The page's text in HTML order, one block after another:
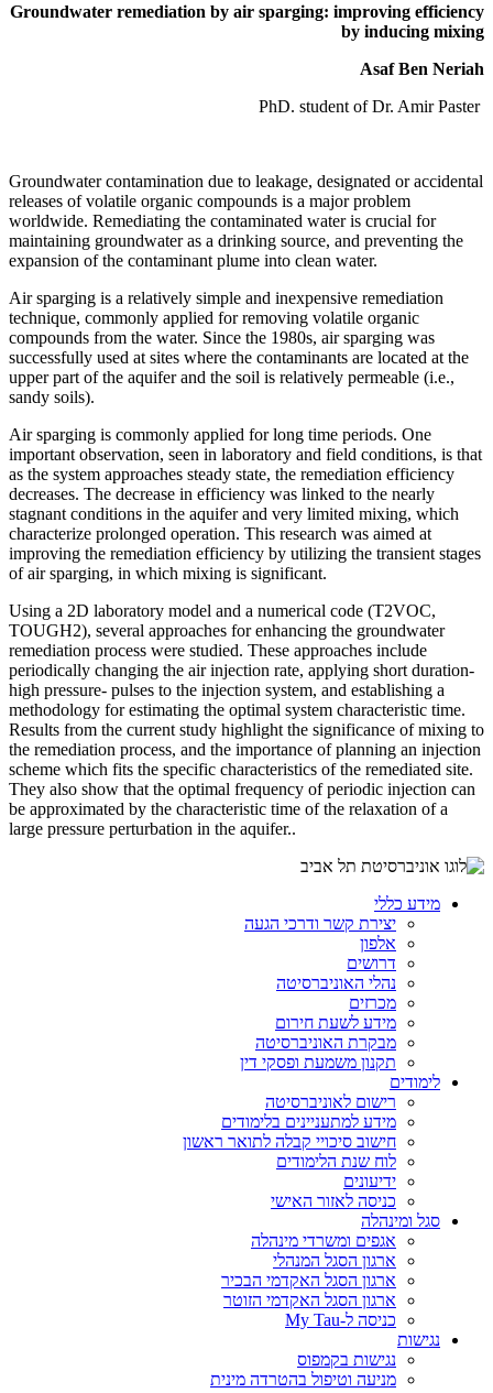
Groundwater remediation by air sparging: improving efficiency
by inducing mixing
Asaf Ben Neriah
PhD. student of Dr. Amir Paster
Groundwater contamination due to leakage, designated or accidental
releases of volatile organic compounds is a major problem
worldwide. Remediating the contaminated water is crucial for
maintaining groundwater as a drinking source, and preventing the
expansion of the contaminant plume into clean water.
Air sparging is a relatively simple and inexpensive remediation
technique, commonly applied for removing volatile organic
compounds from the water. Since the 1980s, air sparging was
successfully used at sites where the contaminants are located at the
upper part of the aquifer and the soil is relatively permeable (i.e.,
sandy soils).
Air sparging is commonly applied for long time periods. One
important observation, seen in laboratory and field conditions, is that
as the system approaches steady state, the remediation efficiency
decreases. The decrease in efficiency was linked to the nearly
stagnant conditions in the aquifer and very limited mixing, which
characterize prolonged operation. This research was aimed at
improving the remediation efficiency by utilizing the transient stages
of air sparging, in which mixing is significant.
Using a 2D laboratory model and a numerical code (T2VOC,
TOUGH2), several approaches for enhancing the groundwater
remediation process were studied. These approaches include
periodically changing the air injection rate, applying short duration-
high pressure- pulses to the injection system, and establishing a
methodology for estimating the optimal system characteristic time.
Results from the current study highlight the significance of mixing to
the remediation process, and the importance of planning an injection
scheme which fits the specific characteristics of the remediated site.
They also show that the optimal frequency of periodic injection can
be approximated by the characteristic time of the relaxation of a
large pressure perturbation in the aquifer..
מידע כללי
יצירת קשר ודרכי הגעה
אלפון
דרושים
נהלי האוניברסיטה
מכרזים
מידע לשעת חירום
מבקרת האוניברסיטה
תקנון משמעת ופסקי דין
לימודים
רישום לאוניברסיטה
מידע למתעניינים בלימודים
חישוב סיכויי קבלה לתואר ראשון
לוח שנת הלימודים
ידיעונים
כניסה לאזור האישי
סגל ומינהלה
אגפים ומשרדי מינהלה
ארגון הסגל המנהלי
ארגון הסגל האקדמי הבכיר
ארגון הסגל האקדמי הזוטר
כניסה ל-My Tau
נגישות
נגישות בקמפוס
מניעה וטיפול בהטרדה מינית